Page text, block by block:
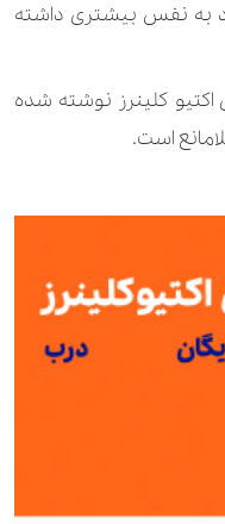
به نفس بیشتری داشته
کلینرز نوشته شده
است.